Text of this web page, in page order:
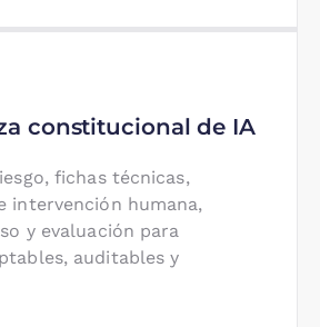
constitucional de IA
fichas técnicas,
intervención humana,
y evaluación para
auditables y